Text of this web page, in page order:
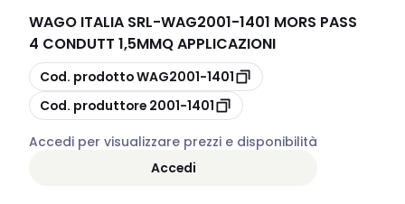
WAGO ITALIA SRL-WAG2001-1401 MORS PASS
4 CONDUTT 1,5MMQ APPLICAZIONI
copia
Cod. prodottoWAG2001-1401
copia
Cod. produttore 2001-1401
Accedi per visualizzare prezzi e disponibilità
Accedi